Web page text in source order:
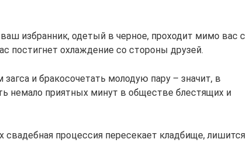
избранник, одетый в черное, проходит мимо вас с
постигнет охлаждение со стороны друзей.
и бракосочетать молодую пару – значит, в
немало приятных минут в обществе блестящих и
свадебная процессия пересекает кладбище, лишится